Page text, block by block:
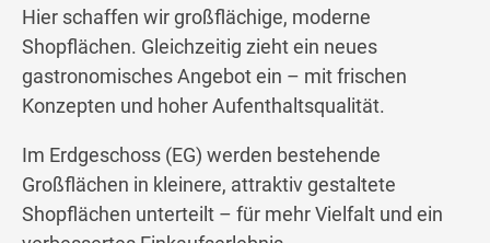
Hier schaffen wir großflächige, moderne
Shopflächen. Gleichzeitig zieht ein neues
gastronomisches Angebot ein – mit frischen
Konzepten und hoher Aufenthaltsqualität.
Im Erdgeschoss (EG) werden bestehende
Großflächen in kleinere, attraktiv gestaltete
Shopflächen unterteilt – für mehr Vielfalt und ein